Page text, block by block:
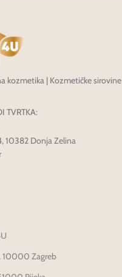
kozmetika | Kozmetičke sirovine
TVRTKA:
10382 Donja Zelina
10000 Zagreb